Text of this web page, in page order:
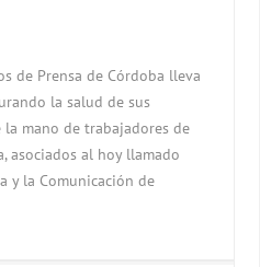
de Prensa de Córdoba lleva
la salud de sus
mano de trabajadores de
asociados al hoy llamado
y la Comunicación de